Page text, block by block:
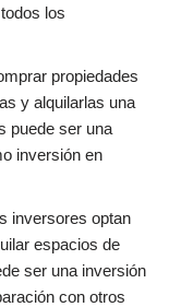
los
propiedades
y alquilarlas una
puede ser una
inversión en
inversores optan
espacios de
ser una inversión
con otros